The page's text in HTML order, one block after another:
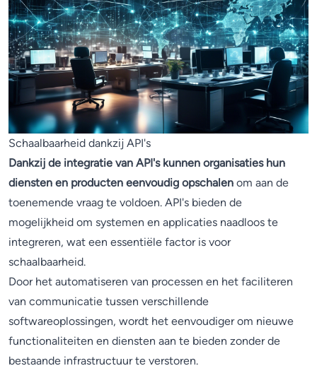
Schaalbaarheid dankzij API's
Dankzij de integratie van API's kunnen organisaties hun
diensten en producten eenvoudig opschalen om aan de
toenemende vraag te voldoen. API's bieden de
mogelijkheid om systemen en applicaties naadloos te
integreren, wat een essentiële factor is voor
schaalbaarheid.
Door het automatiseren van processen en het faciliteren
van communicatie tussen verschillende
softwareoplossingen, wordt het eenvoudiger om nieuwe
functionaliteiten en diensten aan te bieden zonder de
bestaande infrastructuur te verstoren.